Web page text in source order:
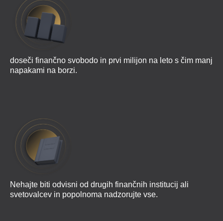
doseči finančno svobodo in prvi milijon na leto s čim manj
napakami na borzi.
Nehajte biti odvisni od drugih finančnih institucij ali
svetovalcev in popolnoma nadzorujte vse.